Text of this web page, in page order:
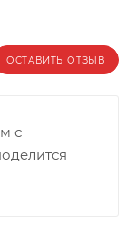
ОСТАВИТЬ ОТЗЫВ
с